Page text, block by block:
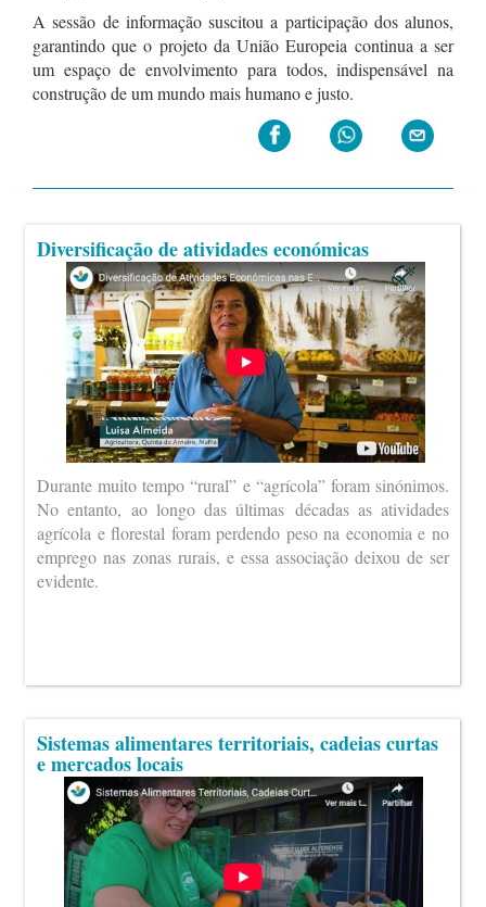
A sessão de informação suscitou a participação dos alunos,
garantindo que o projeto da União Europeia continua a ser
um espaço de envolvimento para todos, indispensável na
construção de um mundo mais humano e justo.
Diversificação de atividades económicas
Durante muito tempo “rural” e “agrícola” foram sinónimos.
No entanto, ao longo das últimas décadas as atividades
agrícola e florestal foram perdendo peso na economia e no
emprego nas zonas rurais, e essa associação deixou de ser
evidente.
Sistemas alimentares territoriais, cadeias curtas
e mercados locais